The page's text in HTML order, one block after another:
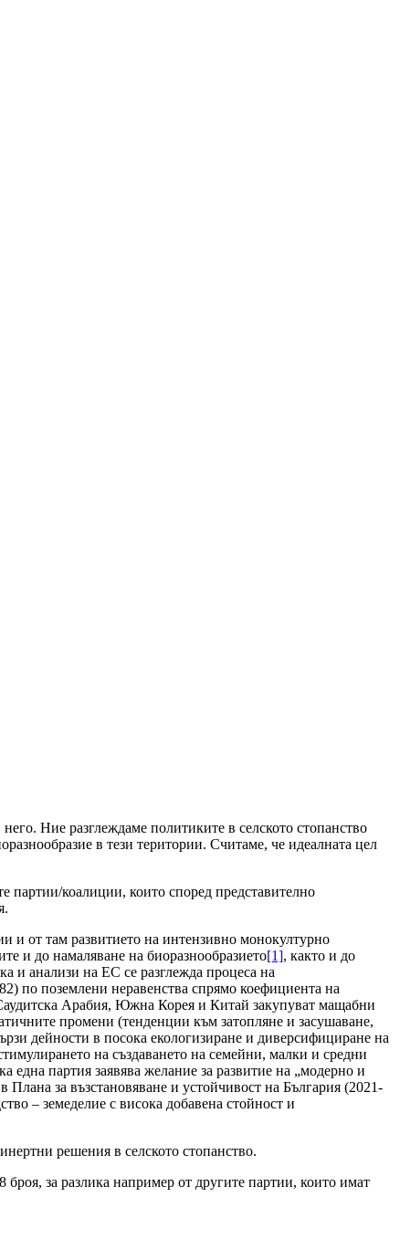
Ние разглеждаме политиките в селското стопанство
в тези територии. Считаме, че идеалната цел
партии/коалиции, които според представително
и от там развитието на интензивно монокултурно
и до намаляване на биоразнообразието[1], както и до
и анализи на ЕС се разглежда процеса на
по поземлени неравенства спрямо коефициента на
Саудитска Арабия, Южна Корея и Китай закупуват мащабни
промени (тенденции към затопляне и засушаване,
дейности в посока екологизиране и диверсифициране на
на създаването на семейни, малки и средни
една партия заявява желание за развитие на „модерно и
Плана за възстановяване и устойчивост на България (2021-
– земеделие с висока добавена стойност и
решения в селското стопанство.
за разлика например от другите партии, които имат